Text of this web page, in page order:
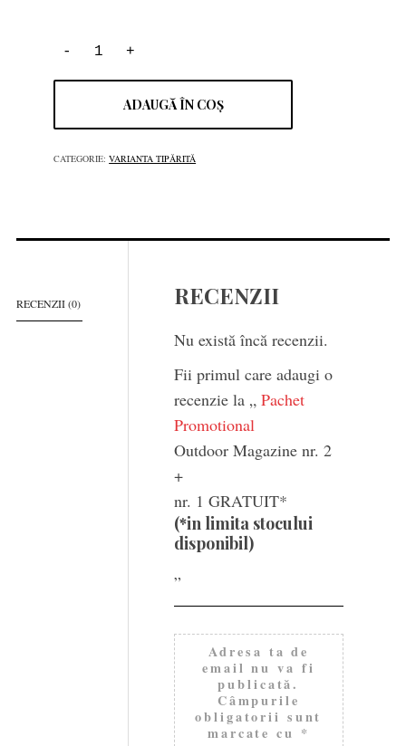
ADAUGĂ ÎN COȘ
CATEGORIE:VARIANTA TIPĂRITĂ
RECENZII (0) RECENZII
Nu există încă recenzii.
Fii primul care adaugi o
recenzie la „ Pachet
Promotional
Outdoor Magazine nr. 2
+
nr. 1 GRATUIT*
(*in limita stocului
disponibil)
”
Adresa ta de
email nu va fi
publicată.
Câmpurile
obligatorii sunt
marcate cu *